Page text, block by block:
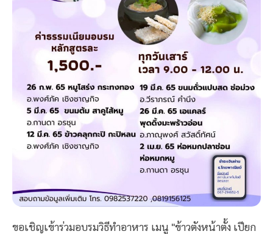
ขอเชิญเข้าร่วมอบรมวิธีทำอาหาร เมนู "ข้าวตังหน้าตั้ง เปียก